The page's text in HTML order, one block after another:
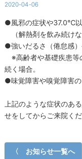
2020-04-06
●風邪の症状や37.0℃以
（解熱剤を飲み続けな
●強いだるさ（倦怠感）
※高齢者や基礎疾患等
続く場合。
●味覚障害や嗅覚障害の
上記のような症状のあ
せをしてからご来院くだ
〈 お知らせ一覧へ